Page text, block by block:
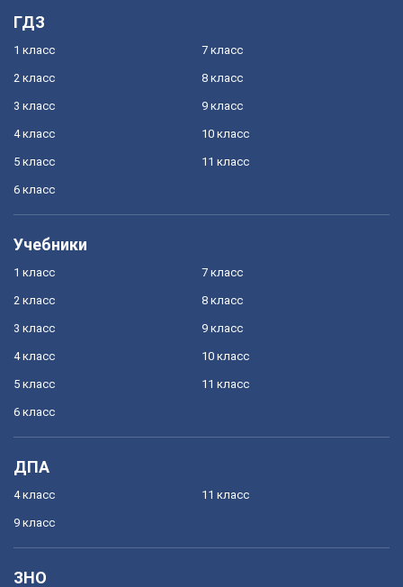
ГДЗ
1 класс
2 класс
3 класс
4 класс
5 класс
6 класс
7 класс
8 класс
9 класс
10 класс
11 класс
Учебники
1 класс
2 класс
3 класс
4 класс
5 класс
6 класс
7 класс
8 класс
9 класс
10 класс
11 класс
ДПА
4 класс
9 класс
11 класс
ЗНО